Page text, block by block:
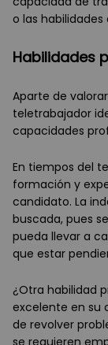
o las
Habilidades
Aparte de
teletrabajador
capacidades
En tiempos del
formación y
candidato. La
buscada, pues
pueda llevar a
que estar
¿Otra habilidad
excelente en su
de revolver